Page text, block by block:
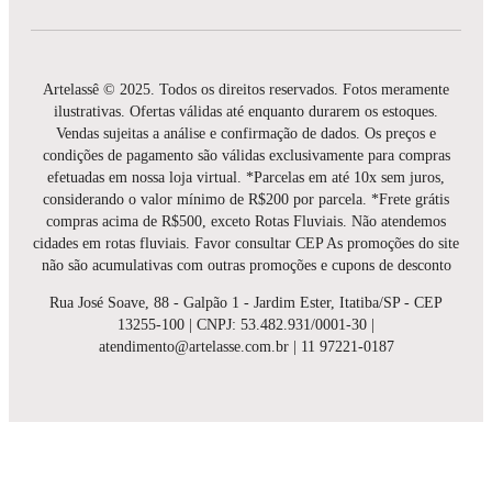
Artelassê © 2025. Todos os direitos reservados. Fotos meramente
ilustrativas. Ofertas válidas até enquanto durarem os estoques.
Vendas sujeitas a análise e confirmação de dados. Os preços e
condições de pagamento são válidas exclusivamente para compras
efetuadas em nossa loja virtual. *Parcelas em até 10x sem juros,
considerando o valor mínimo de R$200 por parcela. *Frete grátis
compras acima de R$500, exceto Rotas Fluviais. Não atendemos
cidades em rotas fluviais. Favor consultar CEP As promoções do site
não são acumulativas com outras promoções e cupons de desconto
Rua José Soave, 88 - Galpão 1 - Jardim Ester, Itatiba/SP - CEP
13255-100 | CNPJ: 53.482.931/0001-30 |
atendimento@artelasse.com.br | 11 97221-0187